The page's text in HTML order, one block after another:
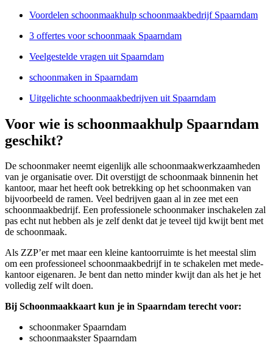
Voordelen schoonmaakhulp schoonmaakbedrijf Spaarndam
3 offertes voor schoonmaak Spaarndam
Veelgestelde vragen uit Spaarndam
schoonmaken in Spaarndam
Uitgelichte schoonmaakbedrijven uit Spaarndam
Voor wie is schoonmaakhulp Spaarndam
geschikt?
De schoonmaker neemt eigenlijk alle schoonmaakwerkzaamheden
van je organisatie over. Dit overstijgt de schoonmaak binnenin het
kantoor, maar het heeft ook betrekking op het schoonmaken van
bijvoorbeeld de ramen. Veel bedrijven gaan al in zee met een
schoonmaakbedrijf. Een professionele schoonmaker inschakelen zal
pas echt nut hebben als je zelf denkt dat je teveel tijd kwijt bent met
de schoonmaak.
Als ZZP’er met maar een kleine kantoorruimte is het meestal slim
om een professioneel schoonmaakbedrijf in te schakelen met mede-
kantoor eigenaren. Je bent dan netto minder kwijt dan als het je het
volledig zelf wilt doen.
Bij Schoonmaakkaart kun je in Spaarndam terecht voor:
schoonmaker Spaarndam
schoonmaakster Spaarndam